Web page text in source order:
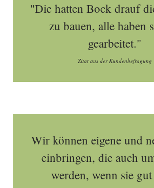
"Die hatten Bock drauf
zu bauen, alle haben
gearbeitet."
Zitat aus der Kundenbefragung
Wir können eigene und
einbringen, die auch
werden, wenn sie